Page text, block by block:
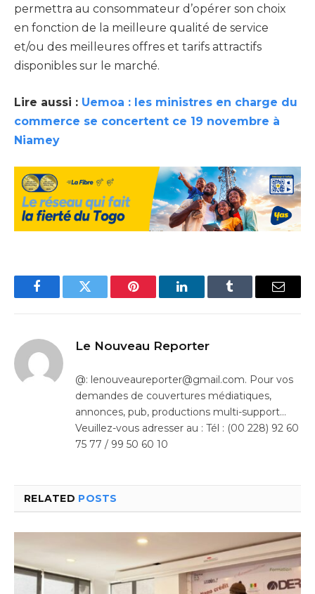
permettra au consommateur d’opérer son choix
en fonction de la meilleure qualité de service
et/ou des meilleures offres et tarifs attractifs
disponibles sur le marché.
Lire aussi : Uemoa : les ministres en charge du
commerce se concertent ce 19 novembre à
Niamey
FacebookTwitter Pinterest LinkedInTumblr Email
Le Nouveau Reporter
@: lenouveaureporter@gmail.com. Pour vos
demandes de couvertures médiatiques,
annonces, pub, productions multi-support…
Veuillez-vous adresser au : Tél : (00 228) 92 60
75 77 / 99 50 60 10
RELATED POSTS